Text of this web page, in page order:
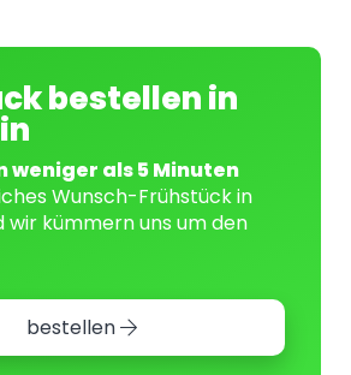
bestellen in
weniger als 5 Minuten
Wunsch-Frühstück in
wir kümmern uns um den
bestellen